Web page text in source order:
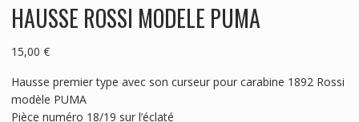
HAUSSE ROSSI MODELE PUMA
15,00 €
Hausse premier type avec son curseur pour carabine 1892 Rossi
modèle PUMA
Pièce numéro 18/19 sur l’éclaté